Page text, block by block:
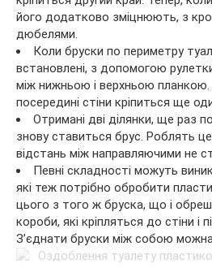
його додатково зміцнюють, з
дюбелями.
Коли бруски по периметру
встановлені, з допомогою
між нижньою і верхньою планкою.
посередині стіни кріпиться ще
Отримані дві ділянки, ще раз
знову ставиться брус. Роблять
відстань між направляючими не
Певні складності можуть
які теж потрібно обробити
цього з того ж бруска, що і
короби, які кріпляться до стіни і
З’єднати бруски між собою